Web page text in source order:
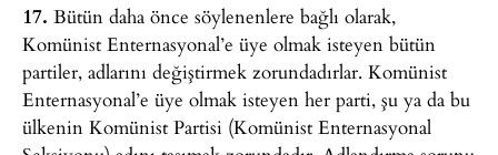
17. Bütün daha önce söylenenlere bağlı olarak,
Komünist Enternasyonal’e üye olmak isteyen bütün
partiler, adlarını değiştirmek zorundadırlar. Komünist
Enternasyonal’e üye olmak isteyen her parti, şu ya da bu
ülkenin Komünist Partisi (Komünist Enternasyonal